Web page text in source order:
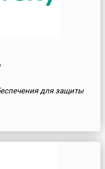
для защиты